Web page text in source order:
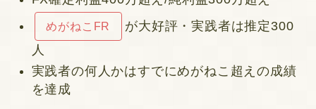
めがねこFR
が大好評・実践者は推定300
人
実践者の何人かはすでにめがねこ超えの成績
を達成